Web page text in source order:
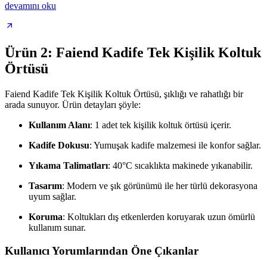
devamını oku
Ürün 2: Faiend Kadife Tek Kişilik Koltuk
Örtüsü
Faiend Kadife Tek Kişilik Koltuk Örtüsü, şıklığı ve rahatlığı bir
arada sunuyor. Ürün detayları şöyle:
Kullanım Alanı: 1 adet tek kişilik koltuk örtüsü içerir.
Kadife Dokusu: Yumuşak kadife malzemesi ile konfor sağlar.
Yıkama Talimatları: 40°C sıcaklıkta makinede yıkanabilir.
Tasarım: Modern ve şık görünümü ile her türlü dekorasyona
uyum sağlar.
Koruma: Koltukları dış etkenlerden koruyarak uzun ömürlü
kullanım sunar.
Kullanıcı Yorumlarından Öne Çıkanlar